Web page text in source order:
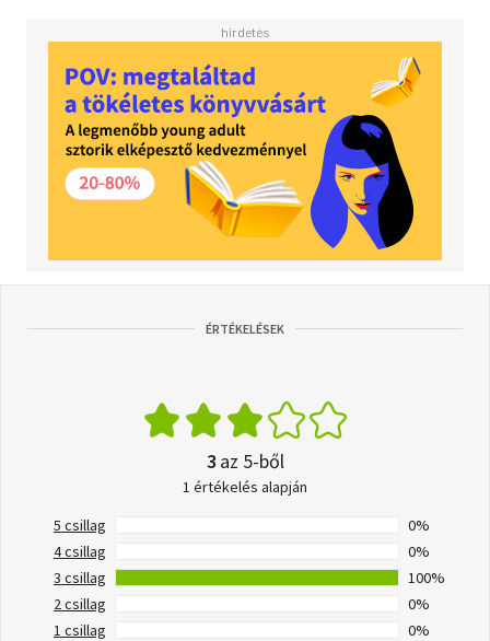
ÉRTÉKELÉSEK
3 az 5-ből
1 értékelés alapján
5 csillag
0%
4 csillag
0%
3 csillag
100%
2 csillag
0%
1 csillag
0%